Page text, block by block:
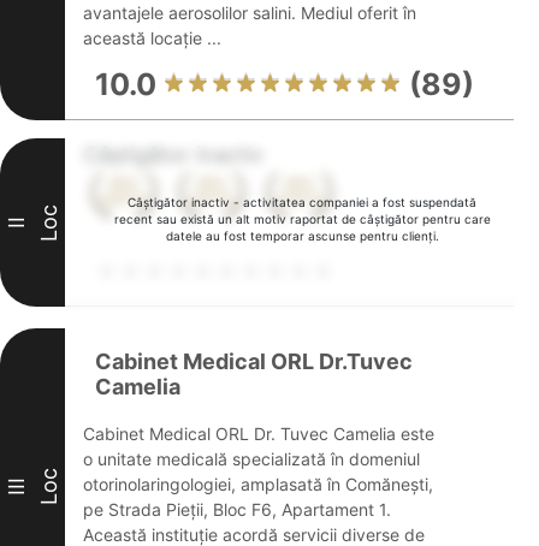
avantajele aerosolilor salini. Mediul oferit în
această locație ...
10.0 (89)
Câștigător inactiv - activitatea companiei a fost suspendată
recent sau există un alt motiv raportat de câștigător pentru care
datele au fost temporar ascunse pentru clienți.
II Loc
III Loc
Cabinet Medical ORL Dr.Tuvec
Camelia
Cabinet Medical ORL Dr. Tuvec Camelia este
o unitate medicală specializată în domeniul
otorinolaringologiei, amplasată în Comănești,
pe Strada Pieții, Bloc F6, Apartament 1.
Această instituție acordă servicii diverse de